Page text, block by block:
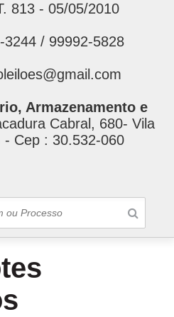
813 - 05/05/2010
3244 / 99992-5828
Armazenamento e
Cabral, 680- Vila
Cep : 30.532-060